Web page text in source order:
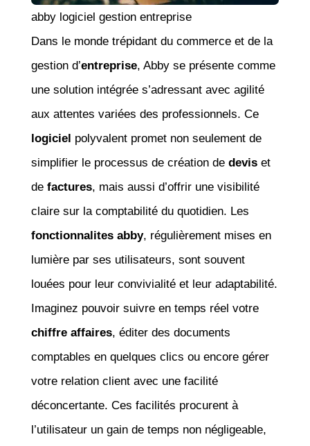
abby logiciel gestion entreprise
Dans le monde trépidant du commerce et de la
gestion d’entreprise, Abby se présente comme
une solution intégrée s’adressant avec agilité
aux attentes variées des professionnels. Ce
logiciel polyvalent promet non seulement de
simplifier le processus de création de deviset
de factures, mais aussi d’offrir une visibilité
claire sur la comptabilité du quotidien. Les
fonctionnalites abby, régulièrement mises en
lumière par ses utilisateurs, sont souvent
louées pour leur convivialité et leur adaptabilité.
Imaginez pouvoir suivre en temps réel votre
chiffre affaires, éditer des documents
comptables en quelques clics ou encore gérer
votre relation client avec une facilité
déconcertante. Ces facilités procurent à
l’utilisateur un gain de temps non négligeable,